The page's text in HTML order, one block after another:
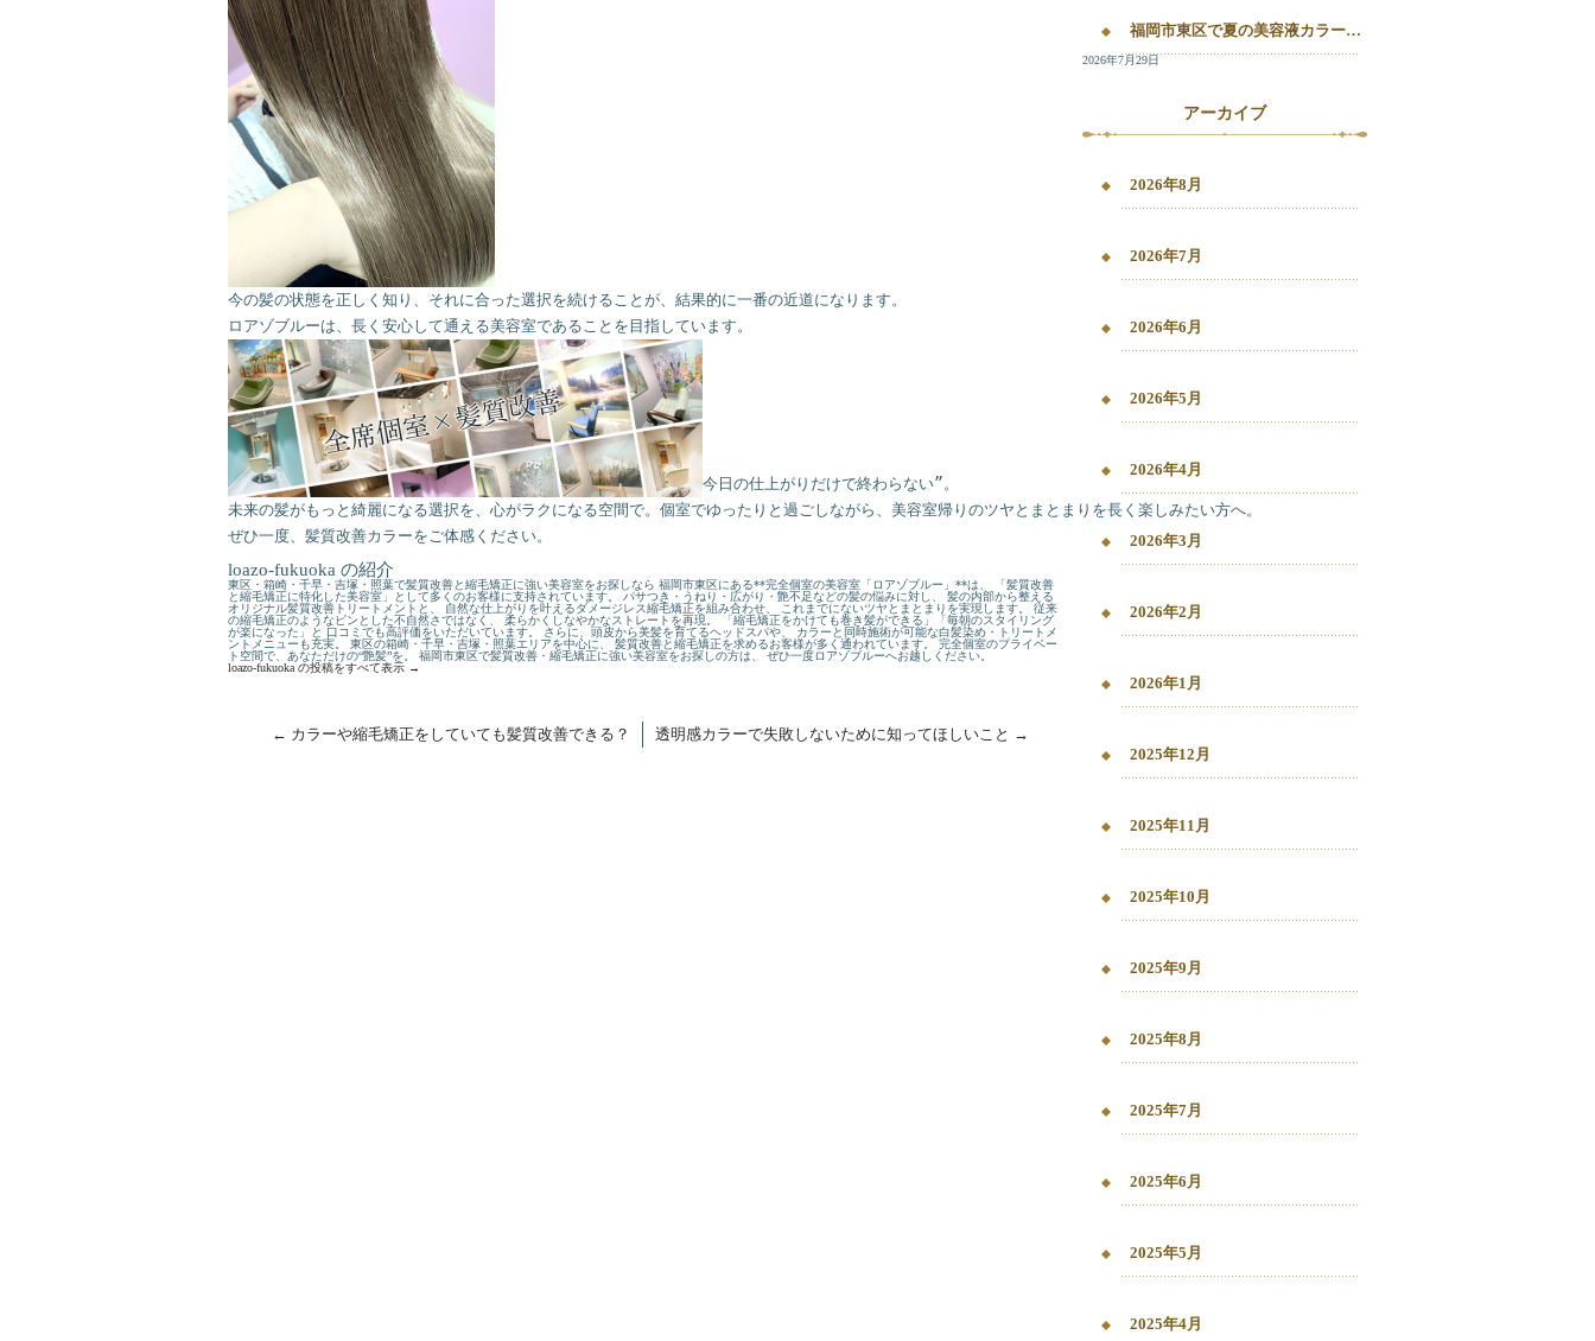
今の髪の状態を正しく知り、それに合った選択を続けることが、結果的に一番の近道になります。
今日の仕上がりだけで終わらない”。
未来の髪がもっと綺麗になる選択を、心がラクになる空間で。個室でゆったりと過ごしながら、美容室帰りのツヤとまとまりを長く楽しみたい方へ。
ぜひ一度、髪質改善カラーをご体感ください。
loazo-fukuoka の紹介
東区・箱崎・千早・吉塚・照葉で髪質改善と縮毛矯正に強い美容室をお探しなら 福岡市東区にある**完全個室の美容室「ロアゾブルー」**は、 「髪質改善
と縮毛矯正に特化した美容室」として多くのお客様に支持されています。 パサつき・うねり・広がり・艶不足などの髪の悩みに対し、 髪の内部から整える
オリジナル髪質改善トリートメントと、 自然な仕上がりを叶えるダメージレス縮毛矯正を組み合わせ、 これまでにないツヤとまとまりを実現します。 従来
の縮毛矯正のようなピンとした不自然さではなく、 柔らかくしなやかなストレートを再現。 「縮毛矯正をかけても巻き髪ができる」「毎朝のスタイリング
が楽になった」と 口コミでも高評価をいただいています。 さらに、頭皮から美髪を育てるヘッドスパや、 カラーと同時施術が可能な白髪染め・トリートメ
ントメニューも充実。 東区の箱崎・千早・吉塚・照葉エリアを中心に、 髪質改善と縮毛矯正を求めるお客様が多く通われています。 完全個室のプライベー
ト空間で、あなただけの“艶髪”を。 福岡市東区で髪質改善・縮毛矯正に強い美容室をお探しの方は、 ぜひ一度ロアゾブルーへお越しください。
loazo-fukuoka の投稿をすべて表示 →
← カラーや縮毛矯正をしていても髪質改善できる？ 透明感カラーで失敗しないために知ってほしいこと →
福岡市東区で夏の美容液カラー・白髪染め・髪質改善縮毛矯正を相談したい方へ
2026年7月29日
アーカイブ
2026年8月
2026年7月
2026年6月
2026年5月
2026年4月
2026年3月
2026年2月
2026年1月
2025年12月
2025年11月
2025年10月
2025年9月
2025年8月
2025年7月
2025年6月
2025年5月
2025年4月